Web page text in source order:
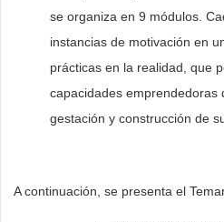
se organiza en 9 módulos.
instancias de motivación en
prácticas en la realidad, que
capacidades emprendedoras
gestación y construcción de
A continuación, se presenta el